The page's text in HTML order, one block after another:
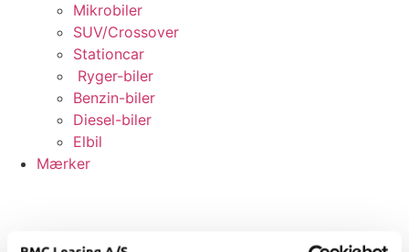
Mikrobiler
SUV/Crossover
Stationcar
Ryger-biler
Benzin-biler
Diesel-biler
Elbil
Mærker